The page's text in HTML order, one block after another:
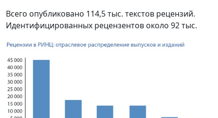
Всего опубликовано 114,5 тыс. текстов рецензий.
Идентифицированных рецензентов около 92 тыс.